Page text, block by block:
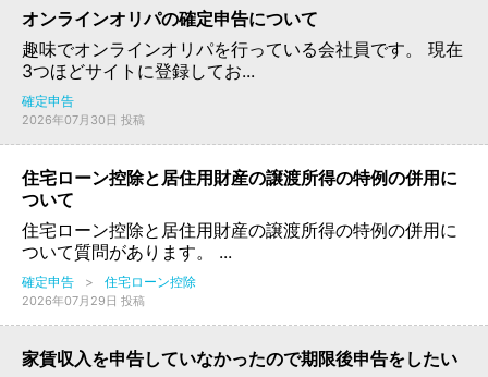
オンラインオリパの確定申告について
趣味でオンラインオリパを行っている会社員です。 現在
3つほどサイトに登録してお...
確定申告
2026年07月30日 投稿
住宅ローン控除と居住用財産の譲渡所得の特例の併用に
ついて
住宅ローン控除と居住用財産の譲渡所得の特例の併用に
ついて質問があります。 ...
確定申告 > 住宅ローン控除
2026年07月29日 投稿
家賃収入を申告していなかったので期限後申告をしたい